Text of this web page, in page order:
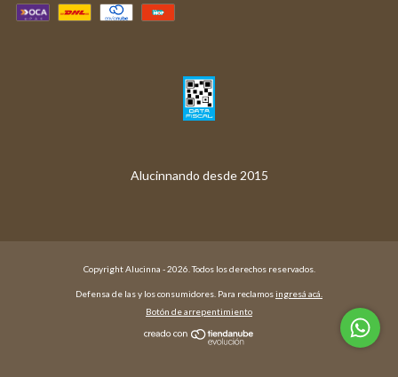
Copyright Alucinna - 2026. Todos los derechos reservados.
Defensa de las y los consumidores. Para reclamosingresá acá.
Botón de arrepentimiento